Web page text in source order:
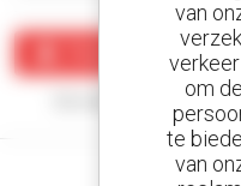
Maak een
Uw zoekopdracht heeft
van
om
te
van